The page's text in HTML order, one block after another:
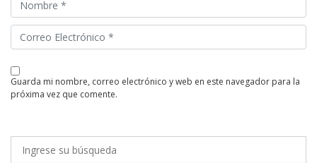
guarda mi nombre, correo electrónico y web en este navegador para la
próxima vez que comente.